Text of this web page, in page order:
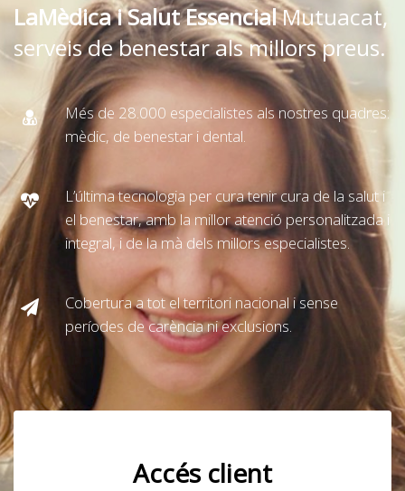
LaMèdica i Salut EssencialMutuacat,
serveis de benestar als millors preus.
Més de 28.000 especialistes als nostres quadres:
mèdic, de benestar i dental.
L’última tecnologia per cura tenir cura de la salut i
el benestar, amb la millor atenció personalitzada i
integral, i de la mà dels millors especialistes.
Cobertura a tot el territori nacional i sense
períodes de carència ni exclusions.
Accés client